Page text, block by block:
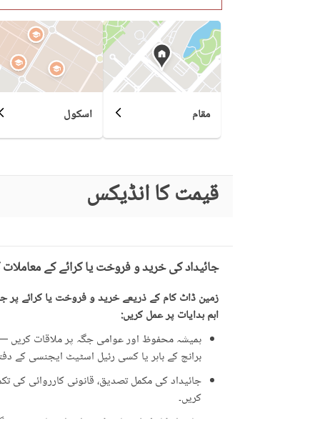
کمیونٹی خصوصیات
کمیونٹی لان یا گارڈن
فرسٹ ایڈ یا میڈیکل سنٹر
بار بی کیو کا حصہ
دیگر کمیونٹی کی سہولیات
نزدیکی علاقے اور
دوسری خصوصیات
قریبی ریسٹورنٹ
مزید خصوصیات دیکھ بھال کا عملہ
مقام اسکول
قیمت کا انڈیکس
جائیداد کی خرید و فروخت یا کرائے کے
زمین ڈاٹ کام کے ذریعے خرید و فروخت یا کرائے پر
اہم ہدایات پر عمل کریں:
ہمیشہ محفوظ اور عوامی جگہ پر ملاقات کریں
برانچ کے باہر یا کسی رئیل اسٹیٹ ایجنسی کے
جائیداد کی مکمل تصدیق، قانونی کارروائی کی
کریں۔
جائیداد کا مکمل معائنہ کریں اور اشتہار میں